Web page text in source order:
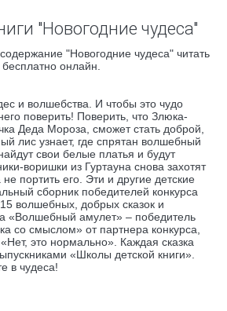
"Новогодние чудеса"
"Новогодние чудеса" читать
бесплатно онлайн.
и волшебства. И чтобы это чудо
поверить! Поверить, что Злюка-
Деда Мороза, сможет стать доброй,
лис узнает, где спрятан волшебный
свои белые платья и будут
воришки из Гуртауна снова захотят
портить его. Эти и другие детские
сборник победителей конкурса
волшебных, добрых сказок и
«Волшебный амулет» – победитель
со смыслом» от партнера конкурса,
это нормально». Каждая сказка
«Школы детской книги».
в чудеса!